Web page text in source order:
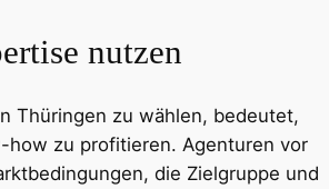
nutzen
Thüringen zu wählen, bedeutet,
how zu profitieren. Agenturen vor
die Zielgruppe und